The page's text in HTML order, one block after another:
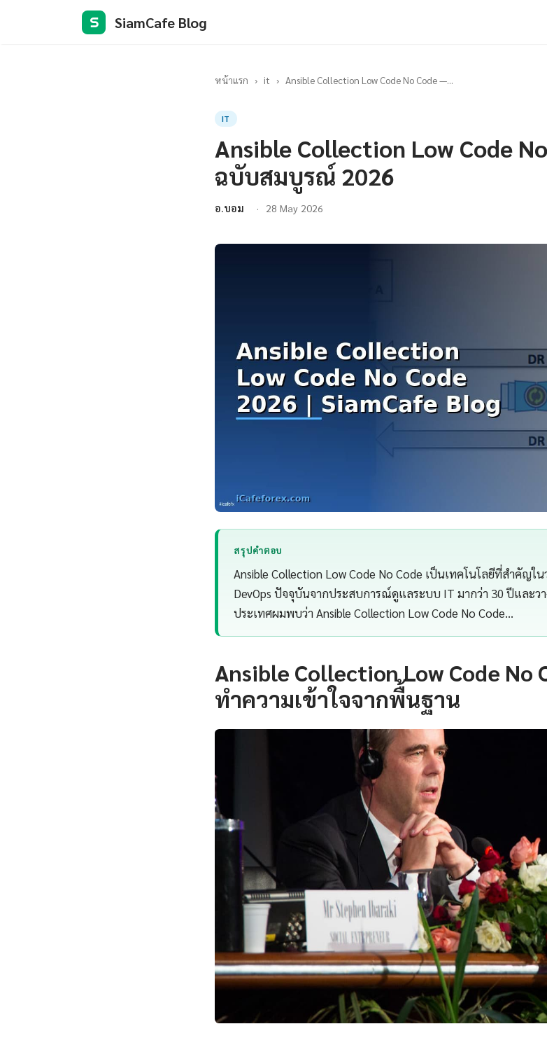
S SiamCafe Blog
หน้าแรก › it › Ansible Collection Low Code No Code —...
IT
Ansible Collection Low Code
ฉบับสมบูรณ์ 2026
อ.บอม 28 May 2026
สรุปคำตอบ
Ansible Collection Low Code No Code เป็นเทคโนโลยีที่สำคัญใ
DevOps ปัจจุบันจากประสบการณ์ดูแลระบบ IT มากว่า 30 ปีและว
ประเทศผมพบว่า Ansible Collection Low Code No Code…
Ansible Collection Low Code No
ทำความเข้าใจจากพื้นฐาน